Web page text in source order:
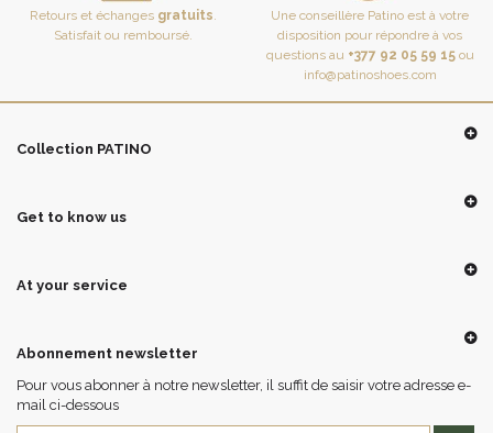
Retours et échanges gratuits
Satisfait ou remboursé.
Une conseillère Patino est à votre
disposition pour répondre à vos
questions au +377 92 05 59 15ou
info@patinoshoes.com
Collection PATINO
Get to know us
At your service
Abonnement newsletter
Pour vous abonner à notre newsletter, il suffit de saisir votre adresse e-
mail ci-dessous